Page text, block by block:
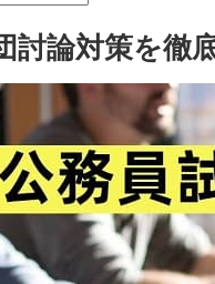
討論対策を徹